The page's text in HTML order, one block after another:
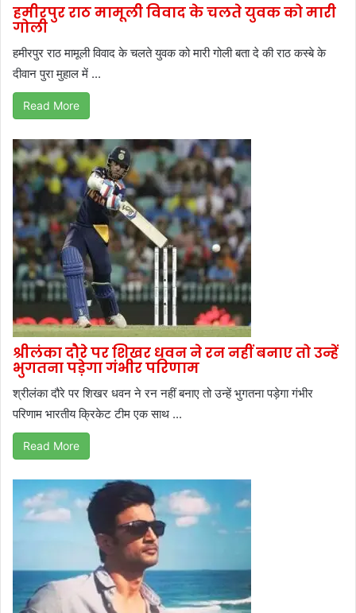
हमीरपुर राठ मामूली विवाद के चलते युवक को मारी
गोली
हमीरपुर राठ मामूली विवाद के चलते युवक को मारी गोली बता दे की राठ कस्बे के
दीवान पुरा मुहाल में ...
Read More
श्रीलंका दौरे पर शिखर धवन ने रन नहीं बनाए तो उन्हें
भुगतना पड़ेगा गंभीर परिणाम
श्रीलंका दौरे पर शिखर धवन ने रन नहीं बनाए तो उन्हें भुगतना पड़ेगा गंभीर
परिणाम भारतीय क्रिकेट टीम एक साथ ...
Read More